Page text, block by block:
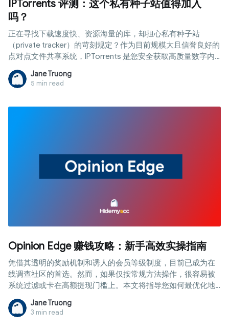
IPTorrents 评测：这个私有种子站值得加入
吗？
正在寻找下载速度快、资源海量的库，却担心私有种子站
（private tracker）的苛刻规定？作为目前规模大且信誉良好的
点对点文件共享系统，IPTorrents 是您安全获取高质量数字内
容的理想选择。然而，面对严格的分享率（ratio）和“下完就
跑”（hit and run）规则，想要长久立足并不容易。本文将全面
解析 IPTorrents：从加入方式到使用代理和指纹浏览器保护身
Jane Truong
5 min read
Opinion Edge 赚钱攻略：新手高效实操指南
凭借其透明的奖励机制和诱人的会员等级制度，目前已成为在
线调查社区的首选。然而，如果仅按常规方法操作，很容易被
系统过滤或卡在高额提现门槛上。本文将指导您如何最优化地
使用 Opinion Edge 赚钱，从挖掘 Prime Offer 任务到利用技术
手段拓展国际市场收入。
Jane Truong
3 min read